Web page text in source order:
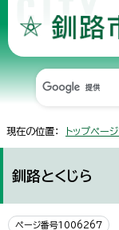
現在の位置： トップページ
釧路とくじら
ページ番号1006267